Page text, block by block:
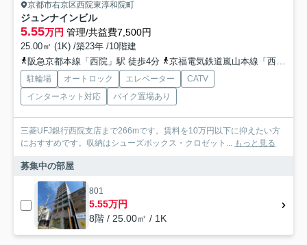
京都市右京区西院東淳和院町
ジュンナインビル
5.55万円 管理/共益費7,500円
25.00㎡ (1K) /築23年 /10階建
阪急京都本線「西院」駅 徒歩4分
京福電気鉄道嵐山本線「西大路三条」駅 徒歩4分
駐輪場 オートロック エレベーター
CATV
インターネット対応
バイク置場あり
三菱UFJ銀行西院支店まで266mです。賃料を10万円以下に抑えたい方
におすすめです。収納はシューズボックス・クロゼット... もっと見る
募集中の部屋
801
5.55万円
8階 / 25.00㎡ / 1K